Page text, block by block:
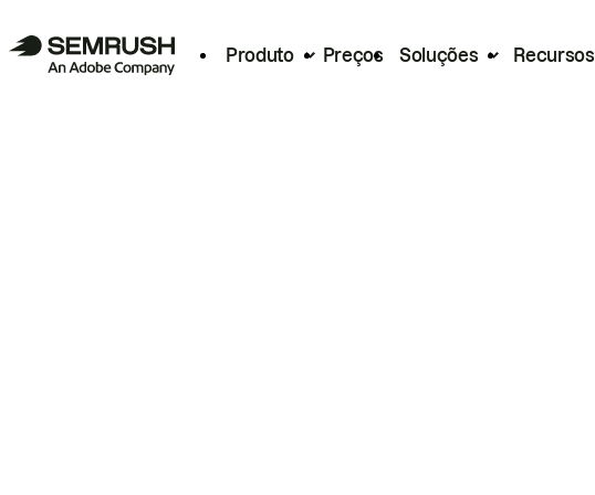
Produto Preços Soluções Recursos